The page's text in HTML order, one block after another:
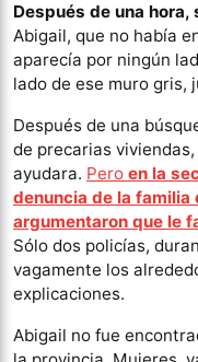
Después de una
Abigail, que no había
aparecía por ningún
lado de ese muro gris,
Después de una
de precarias
ayudara. Pero en la
denuncia de la
argumentaron que le
Sólo dos policías,
vagamente los
explicaciones.
Abigail no fue